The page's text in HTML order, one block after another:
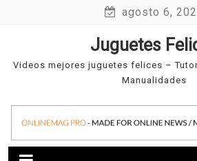
agosto 6,
Juguetes
Videos mejores juguetes felices –
Manualidades